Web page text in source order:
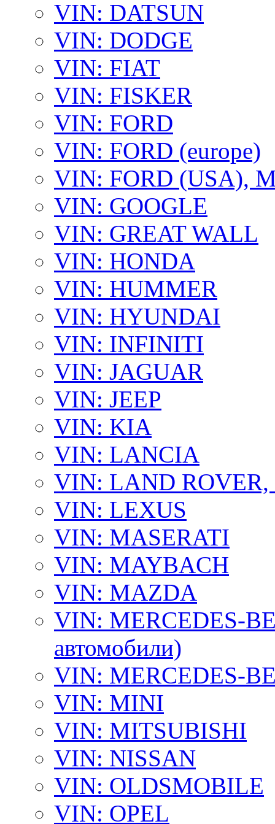
VIN: DATSUN
VIN: DODGE
VIN: FIAT
VIN: FISKER
VIN: FORD
VIN: FORD (europe)
VIN: FORD (USA),
VIN: GOOGLE
VIN: GREAT WALL
VIN: HONDA
VIN: HUMMER
VIN: HYUNDAI
VIN: INFINITI
VIN: JAGUAR
VIN: JEEP
VIN: KIA
VIN: LANCIA
VIN: LAND ROVER,
VIN: LEXUS
VIN: MASERATI
VIN: MAYBACH
VIN: MAZDA
VIN: MERCEDES-
автомобили)
VIN: MERCEDES-
VIN: MINI
VIN: MITSUBISHI
VIN: NISSAN
VIN: OLDSMOBILE
VIN: OPEL